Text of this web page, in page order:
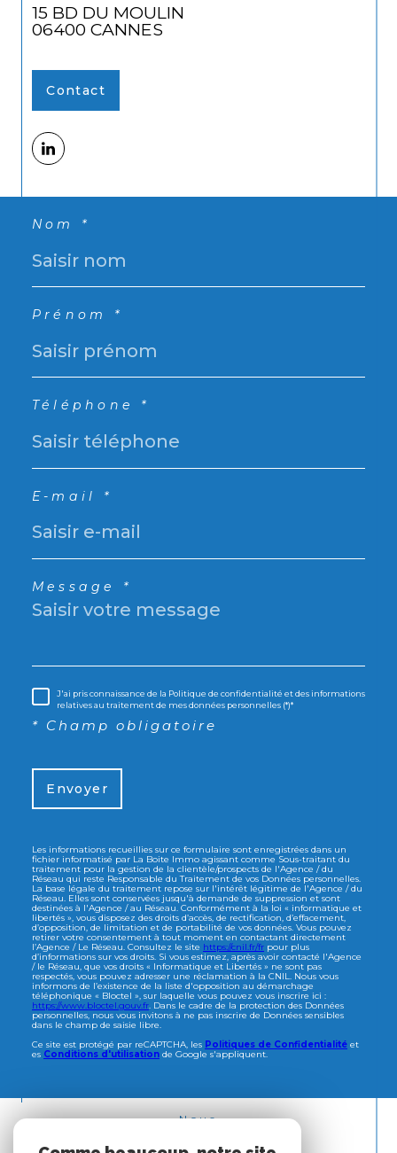
Nom *
Prénom *
Téléphone *
E-mail *
Message *
J'ai pris connaissance de la Politique de confidentialité et des informations
relatives au traitement de mes données personnelles (*)*
* Champ obligatoire
Envoyer
Les informations recueillies sur ce formulaire sont enregistrées dans un
fichier informatisé par La Boite Immo agissant comme Sous-traitant du
traitement pour la gestion de la clientèle/prospects de l'Agence / du
Réseau qui reste Responsable du Traitement de vos Données personnelles.
La base légale du traitement repose sur l'intérêt légitime de l'Agence / du
Réseau. Elles sont conservées jusqu'à demande de suppression et sont
destinées à l'Agence / au Réseau. Conformément à la loi « informatique et
libertés », vous disposez des droits d’accès, de rectification, d’effacement,
d’opposition, de limitation et de portabilité de vos données. Vous pouvez
retirer votre consentement à tout moment en contactant directement
l’Agence / Le Réseau. Consultez le site https://cnil.fr/fr pour plus
d’informations sur vos droits. Si vous estimez, après avoir contacté l'Agence
/ le Réseau, que vos droits « Informatique et Libertés » ne sont pas
respectés, vous pouvez adresser une réclamation à la CNIL. Nous vous
informons de l’existence de la liste d'opposition au démarchage
téléphonique « Bloctel », sur laquelle vous pouvez vous inscrire ici :
https://www.bloctel.gouv.fr. Dans le cadre de la protection des Données
personnelles, nous vous invitons à ne pas inscrire de Données sensibles
dans le champ de saisie libre.
Ce site est protégé par reCAPTCHA, les Politiques de Confidentialité et
es Conditions d'utilisation de Google s'appliquent.
15 BD DU MOULIN
06400 CANNES
Contact
Nous